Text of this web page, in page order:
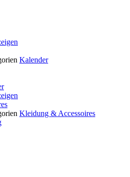
Kalender
Kleidung & Accessoires